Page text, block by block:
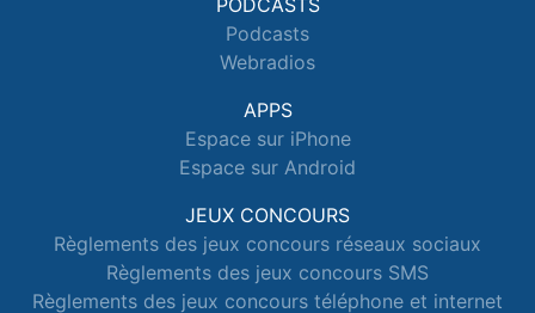
PODCASTS
Podcasts
Webradios
APPS
Espace sur iPhone
Espace sur Android
JEUX CONCOURS
Règlements des jeux concours réseaux sociaux
Règlements des jeux concours SMS
Règlements des jeux concours téléphone et internet